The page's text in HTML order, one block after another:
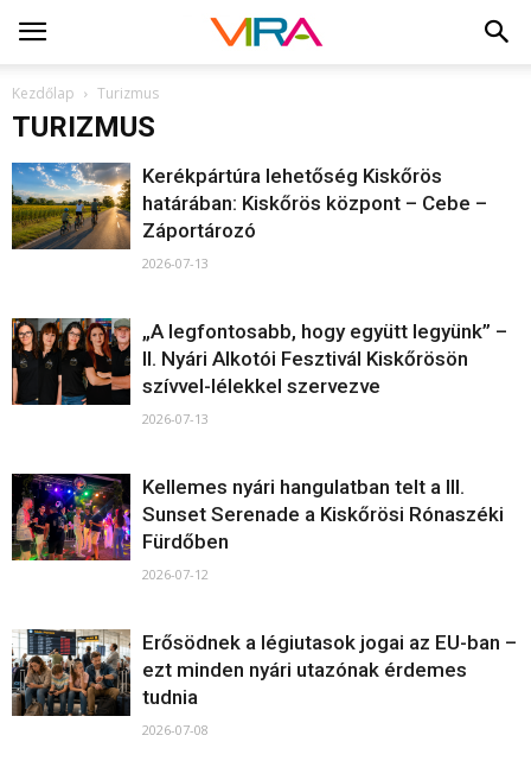
Kezdőlap Turizmus
TURIZMUS
Kerékpártúra lehetőség Kiskőrös
határában: Kiskőrös központ – Cebe –
Záportározó
2026-07-13
„A legfontosabb, hogy együtt legyünk” –
II. Nyári Alkotói Fesztivál Kiskőrösön
szívvel-lélekkel szervezve
2026-07-13
Kellemes nyári hangulatban telt a III.
Sunset Serenade a Kiskőrösi Rónaszéki
Fürdőben
2026-07-12
Erősödnek a légiutasok jogai az EU-ban –
ezt minden nyári utazónak érdemes
tudnia
2026-07-08